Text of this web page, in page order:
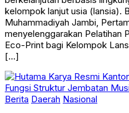
kelompok lanjut usia (lansia).
Muhammadiyah Jambi,
menyelenggarakan Pelatihan
Eco-Print bagi Kelompok
[…]
Berita Daerah Nasional